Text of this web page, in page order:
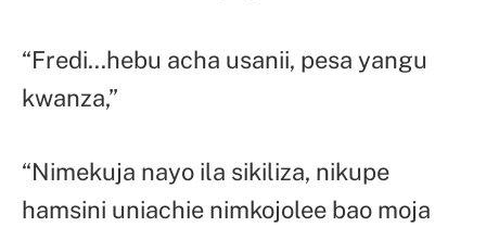
“Fredi…hebu acha usanii, pesa yangu
kwanza,”
“Nimekuja nayo ila sikiliza, nikupe
hamsini uniachie nimkojolee bao moja